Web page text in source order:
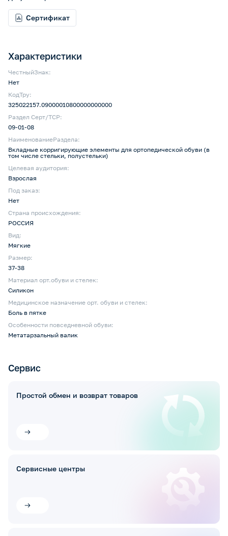
Характеристики
ЧестныйЗнак:
Нет
КодТру:
325022157.09000010800000000000
Раздел Серт/ТСР:
09-01-08
НаименованиеРаздела:
Вкладные корригирующие элементы для ортопедической обуви (в
том числе стельки, полустельки)
Целевая аудитория:
Взрослая
Под заказ:
Нет
Страна происхождения:
РОССИЯ
Вид:
Мягкие
Размер:
37-38
Материал орт.обуви и стелек:
Силикон
Медицинское назначение орт. обуви и стелек:
Боль в пятке
Особенности повседневной обуви:
Метатарзальный валик
Сертификат
Сервис
Простой обмен и возврат товаров
Сервисные центры